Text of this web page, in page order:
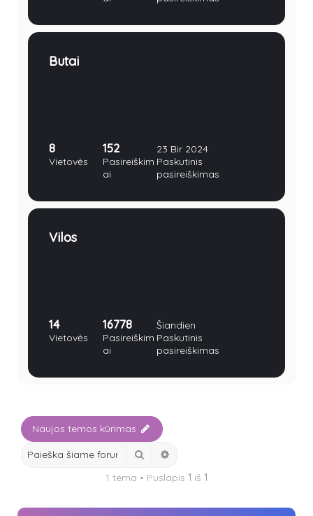
Butai
8
Vietovės
152
Pasireiškim
ai
23 Bir 2024
Paskutinis
pasireiškimas
Vilos
14
Vietovės
16778
Pasireiškim
ai
Šiandien
Paskutinis
pasireiškimas
Naujos temos kūrimas
Ieškoti
1 tema • Puslapis 1 iš 1